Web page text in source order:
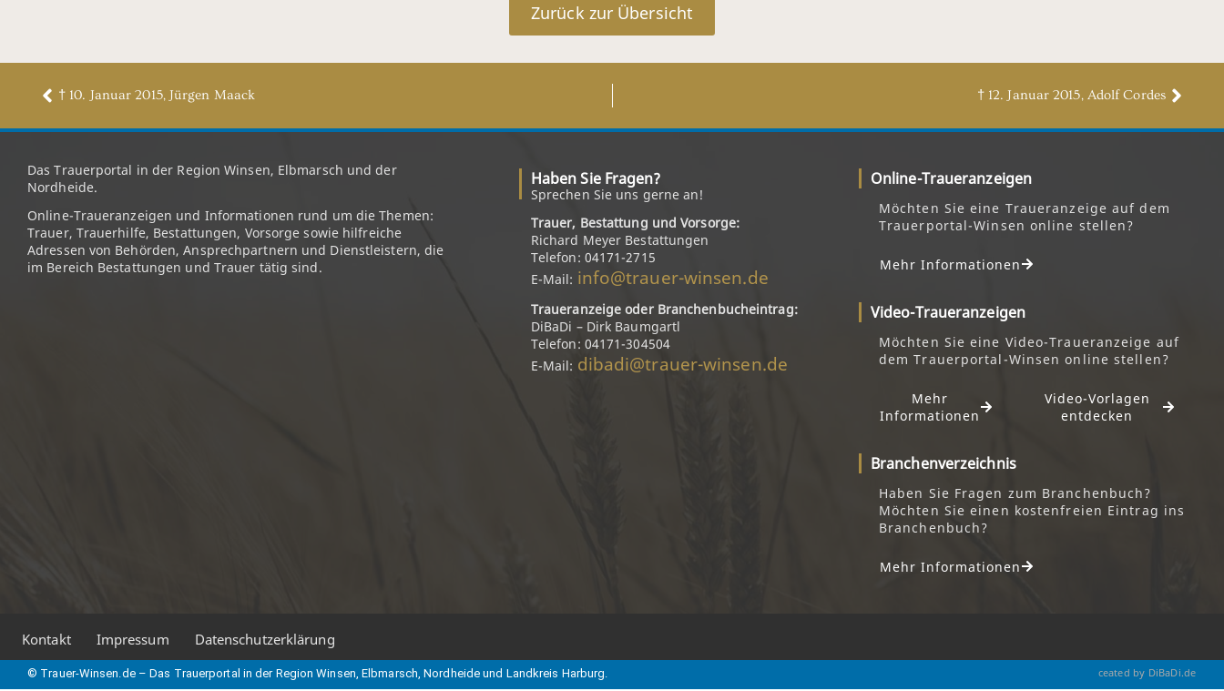
Zurück zur Übersicht
† 10. Januar 2015, Jürgen Maack † 12. Januar 2015, Adolf Cordes
Das Trauerportal in der Region Winsen, Elbmarsch und der
Nordheide.
Online-Traueranzeigen und Informationen rund um die Themen:
Trauer, Trauerhilfe, Bestattungen, Vorsorge sowie hilfreiche
Adressen von Behörden, Ansprechpartnern und Dienstleistern, die
im Bereich Bestattungen und Trauer tätig sind.
Haben Sie Fragen?
Sprechen Sie uns gerne an!
Trauer, Bestattung und Vorsorge:
Richard Meyer Bestattungen
Telefon: 04171-2715
E-Mail: info@trauer-winsen.de
Traueranzeige oder Branchenbucheintrag:
DiBaDi – Dirk Baumgartl
Telefon: 04171-304504
E-Mail: dibadi@trauer-winsen.de
Online-Traueranzeigen
Möchten Sie eine Traueranzeige auf dem
Trauerportal-Winsen online stellen?
Mehr Informationen
Video-Traueranzeigen
Möchten Sie eine Video-Traueranzeige auf
dem Trauerportal-Winsen online stellen?
Mehr
Informationen
Video-Vorlagen
entdecken
Branchenverzeichnis
Haben Sie Fragen zum Branchenbuch?
Möchten Sie einen kostenfreien Eintrag ins
Branchenbuch?
Mehr Informationen
Kontakt Impressum Datenschutzerklärung
© Trauer-Winsen.de – Das Trauerportal in der Region Winsen, Elbmarsch, Nordheide und Landkreis Harburg. ceated by DiBaDi.de